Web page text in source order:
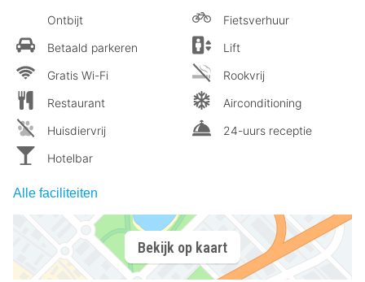
Ontbijt
Betaald parkeren
Gratis Wi-Fi
Restaurant
Huisdiervrij
Hotelbar
Fietsverhuur
Lift
Rookvrij
Airconditioning
24-uurs receptie
Alle faciliteiten
Bekijk op kaart